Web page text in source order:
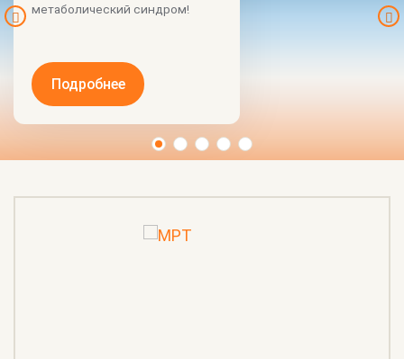
метаболический синдром!
Подробнее